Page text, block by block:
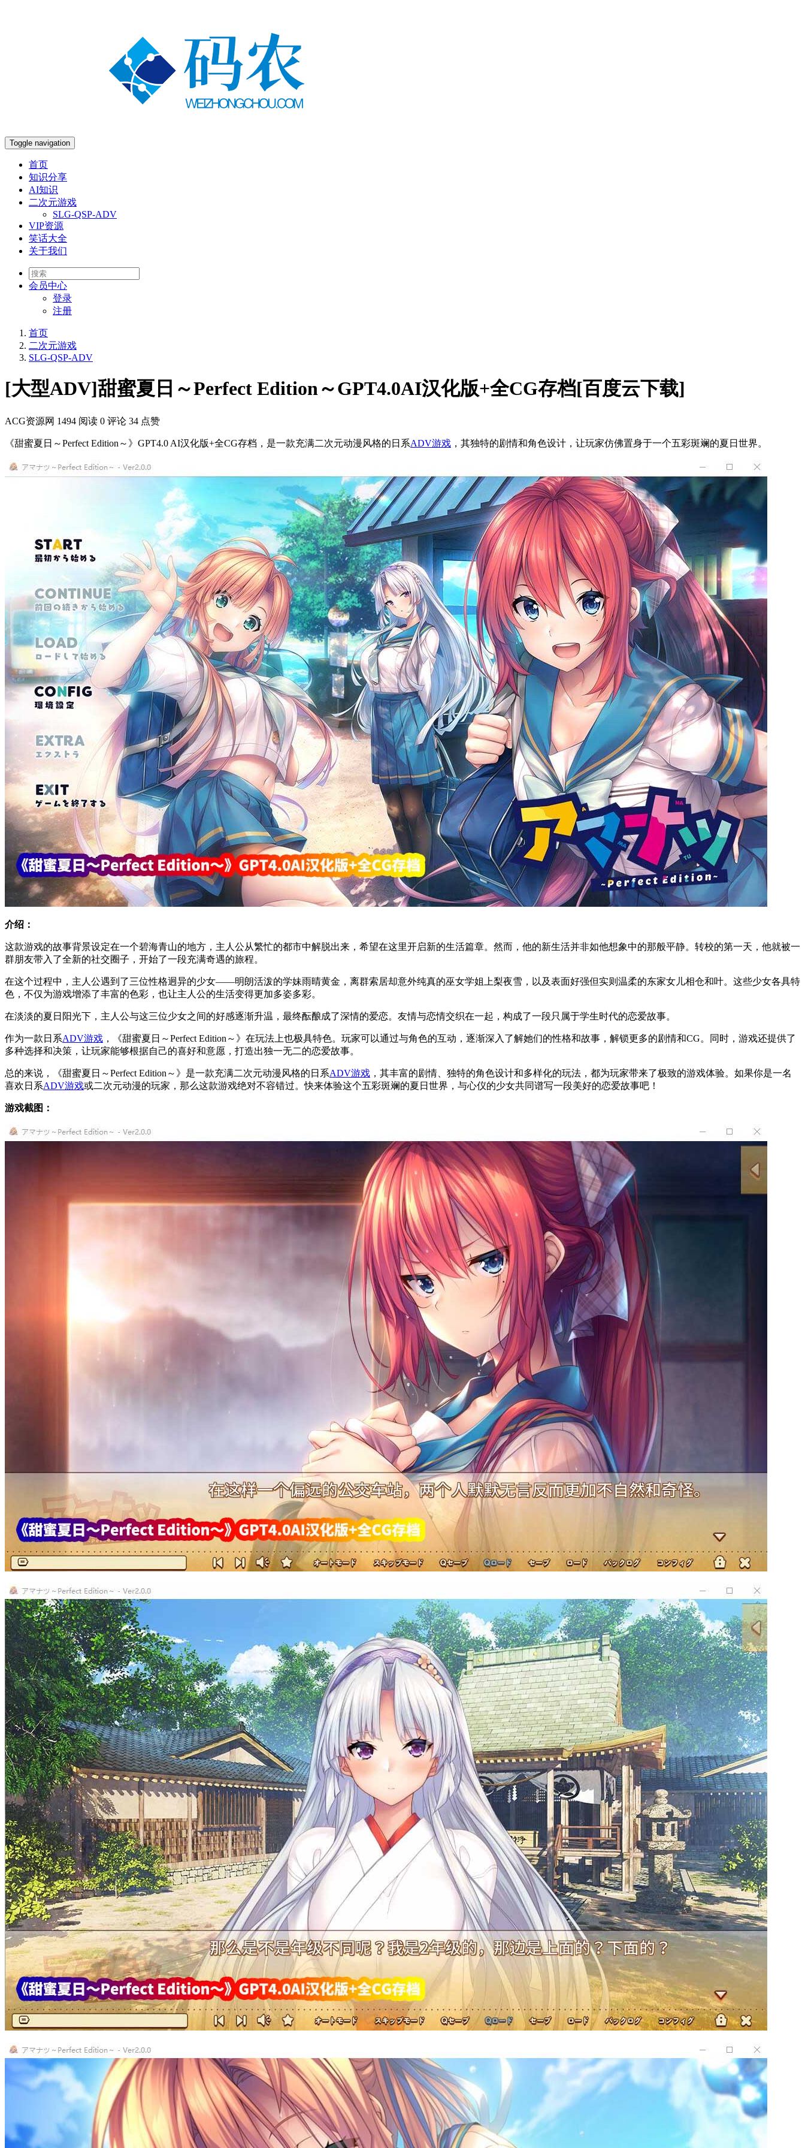
Toggle navigation
首页
知识分享
AI知识
二次元游戏
SLG-QSP-ADV
VIP资源
笑话大全
关于我们
会员中心
登录
注册
首页
二次元游戏
SLG-QSP-ADV
[大型ADV]甜蜜夏日～Perfect Edition～GPT4.0AI汉化版+全CG存档[百度云下载]
ACG资源网 1494 阅读 0 评论 34 点赞
《甜蜜夏日～Perfect Edition～》GPT4.0 AI汉化版+全CG存档，是一款充满二次元动漫风格的日系ADV游戏 ，其独特的剧情和角色设计，让玩家仿佛置身于一个五彩斑斓的夏日世界。
介绍：
这款游戏的故事背景设定在一个碧海青山的地方，主人公从繁忙的都市中解脱出来，希望在这里开启新的生活篇章。然而，他的新生活并非如他想象中的那般平静。转校的第一天，他就被一
群朋友带入了全新的社交圈子，开始了一段充满奇遇的旅程。
在这个过程中，主人公遇到了三位性格迥异的少女——明朗活泼的学妹雨晴黄金，离群索居却意外纯真的巫女学姐上梨夜雪，以及表面好强但实则温柔的东家女儿相仓和叶。这些少女各具特
色，不仅为游戏增添了丰富的色彩，也让主人公的生活变得更加多姿多彩。
在淡淡的夏日阳光下，主人公与这三位少女之间的好感逐渐升温，最终酝酿成了深情的爱恋。友情与恋情交织在一起，构成了一段只属于学生时代的恋爱故事。
作为一款日系ADV游戏 ，《甜蜜夏日～Perfect Edition～》在玩法上也极具特色。玩家可以通过与角色的互动，逐渐深入了解她们的性格和故事，解锁更多的剧情和CG。同时，游戏还提供了
多种选择和决策，让玩家能够根据自己的喜好和意愿，打造出独一无二的恋爱故事。
总的来说，《甜蜜夏日～Perfect Edition～》是一款充满二次元动漫风格的日系ADV游戏 ，其丰富的剧情、独特的角色设计和多样化的玩法，都为玩家带来了极致的游戏体验。如果你是一名
喜欢日系ADV游戏或二次元动漫的玩家，那么这款游戏绝对不容错过。快来体验这个五彩斑斓的夏日世界，与心仪的少女共同谱写一段美好的恋爱故事吧！
游戏截图：